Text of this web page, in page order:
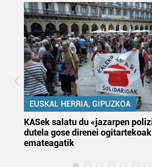
EUSKAL HERRIA, GIPUZKOA
KASek salatu du «jazarpen
dutela gose direnei ogitartekoak
emateagatik